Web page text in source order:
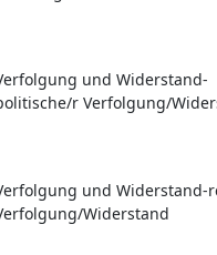
und Widerstand-
r Verfolgung/
und Widerstand-
Widerstand